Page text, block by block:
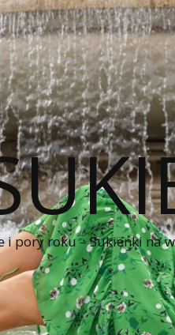
i pory roku – Sukienki na